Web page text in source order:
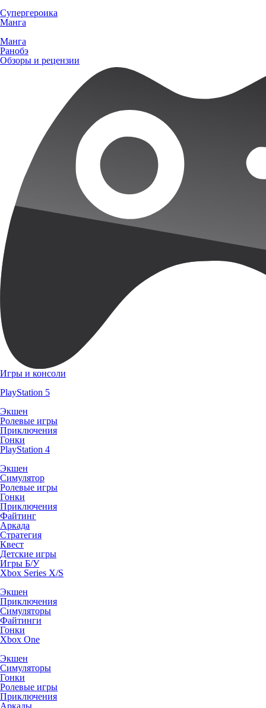
Супергероика
Манга
Манга
Ранобэ
Обзоры и рецензии
Игры и консоли
PlayStation 5
Экшен
Ролевые игры
Приключения
Гонки
PlayStation 4
Экшен
Симулятор
Ролевые игры
Гонки
Приключения
Файтинг
Аркада
Стратегия
Квест
Детские игры
Игры Б/У
Xbox Series X/S
Экшен
Приключения
Симуляторы
Файтинги
Гонки
Xbox One
Экшен
Симуляторы
Гонки
Ролевые игры
Приключения
Аркады